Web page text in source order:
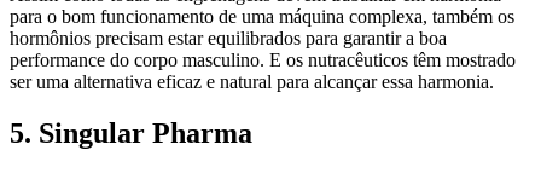
para o bom funcionamento de uma máquina complexa, também os
hormônios precisam estar equilibrados para garantir a boa
performance do corpo masculino. E os nutracêuticos têm mostrado
ser uma alternativa eficaz e natural para alcançar essa harmonia.
5. Singular Pharma